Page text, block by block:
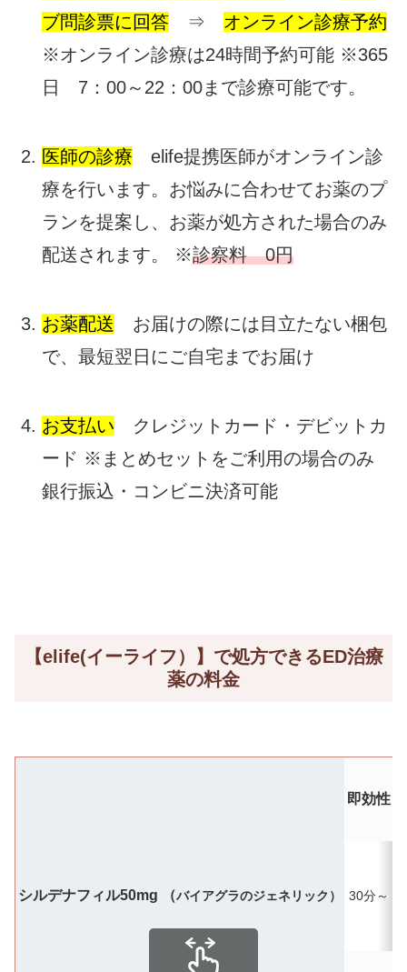
ブ問診票に回答 ⇒ オンライン診療予約
※オンライン診療は24時間予約可能 ※365
日 7：00～22：00まで診療可能です。
医師の診療 elife提携医師がオンライン診
療を行います。お悩みに合わせてお薬のプ
ランを提案し、お薬が処方された場合のみ
配送されます。 ※診察料 0円
お薬配送 お届けの際には目立たない梱包
で、最短翌日にご自宅までお届け
お支払い クレジットカード・デビットカ
ード ※まとめセットをご利用の場合のみ
銀行振込・コンビニ決済可能
【elife(イーライフ）】で処方できるED治療
薬の料金
即効性
シルデナフィル50mg （バイアグラのジェネリック） 30分～